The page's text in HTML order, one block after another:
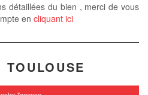
détaillées du bien , merci de vous
en cliquant ici
TOULOUSE